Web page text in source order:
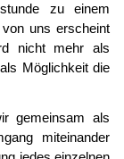
zu einem
uns erscheint
nicht mehr als
Möglichkeit die
gemeinsam als
miteinander